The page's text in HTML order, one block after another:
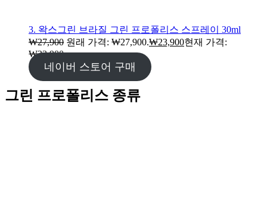
3. 왁스그린 브라질 그린 프로폴리스 스프레이 30ml
₩27,900 원래 가격: ₩27,900.₩23,900현재 가격:
₩23,900.
네이버 스토어 구매
그린 프로폴리스 종류